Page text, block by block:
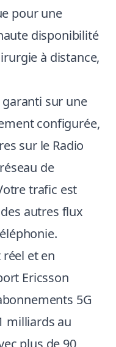
pour une
disponibilité
à distance,
sur une
configurée,
sur le Radio
de
trafic est
autres flux
réel et en
Ericsson
5G
milliards au
plus de 90